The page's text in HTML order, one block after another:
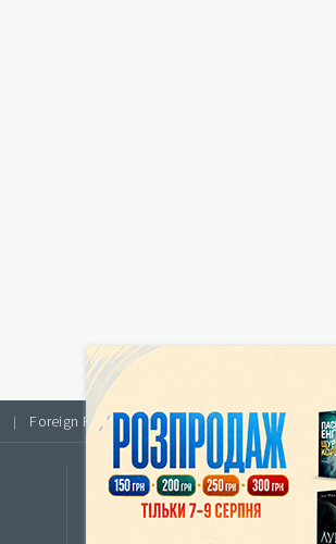
| Foreign Rights |
Інтернет-магазин
46018, м. Тернопіль, А/С 529